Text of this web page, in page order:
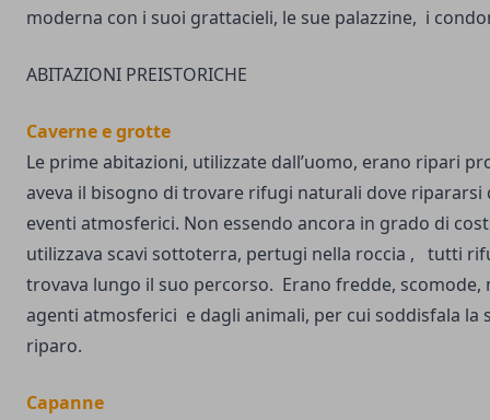
moderna con i suoi grattacieli, le sue palazzine, i
ABITAZIONI PREISTORICHE
Caverne e grotte
Le prime abitazioni, utilizzate dall’uomo, erano ripari
aveva il bisogno di trovare rifugi naturali dove ripararsi
eventi atmosferici. Non essendo ancora in grado di
utilizzava scavi sottoterra, pertugi nella roccia , tutti
trovava lungo il suo percorso. Erano fredde, scomode,
agenti atmosferici e dagli animali, per cui soddisfala la
riparo.
Capanne